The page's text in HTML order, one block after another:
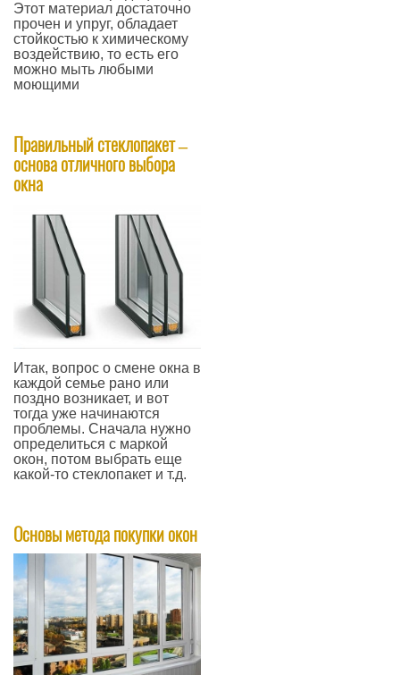
Этот материал достаточно
прочен и упруг, обладает
стойкостью к химическому
воздействию, то есть его
можно мыть любыми
моющими
Правильный стеклопакет –
основа отличного выбора
окна
Итак, вопрос о смене окна в
каждой семье рано или
поздно возникает, и вот
тогда уже начинаются
проблемы. Сначала нужно
определиться с маркой
окон, потом выбрать еще
какой-то стеклопакет и т.д.
Основы метода покупки окон